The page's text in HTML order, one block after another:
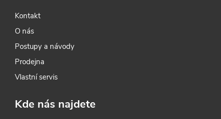
Kontakt
O nás
Postupy a návody
Prodejna
Vlastní servis
Kde nás najdete